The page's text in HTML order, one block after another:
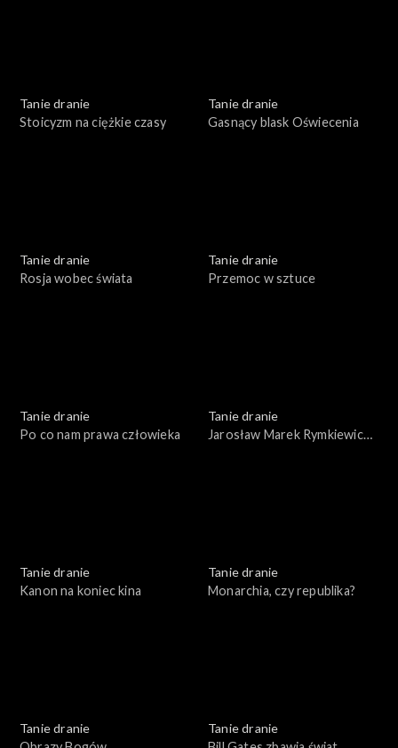
Tanie dranie
Stoicyzm na ciężkie czasy
Tanie dranie
Gasnący blask Oświecenia
Tanie dranie
Rosja wobec świata
Tanie dranie
Przemoc w sztuce
Tanie dranie
Po co nam prawa człowieka
Tanie dranie
Jarosław Marek Rymkiewicz
Tanie dranie
Kanon na koniec kina
Tanie dranie
Monarchia, czy republika?
Tanie dranie
Tanie dranie